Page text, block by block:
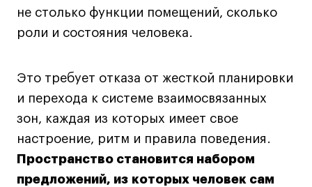
не столько функции помещений, сколько
роли и состояния человека.
Это требует отказа от жесткой планировки
и перехода к системе взаимосвязанных
зон, каждая из которых имеет свое
настроение, ритм и правила поведения.
Пространство становится набором
предложений, из которых человек сам